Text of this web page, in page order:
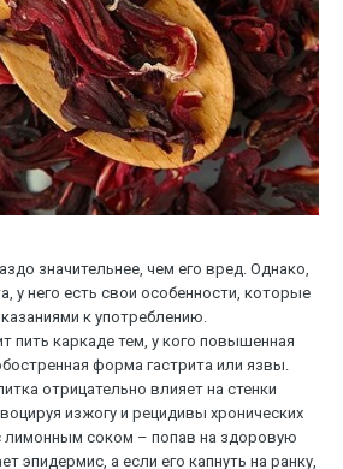
значительнее, чем его вред. Однако,
у него есть свои особенности, которые
к употреблению.
пить каркаде тем, у кого повышенная
форма гастрита или язвы.
отрицательно влияет на стенки
изжогу и рецидивы хронических
лимонным соком – попав на здоровую
эпидермис, а если его капнуть на ранку,